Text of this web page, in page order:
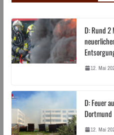
D: Rund 2
12. Mai
D: Feuer
Dortmund
12. Mai